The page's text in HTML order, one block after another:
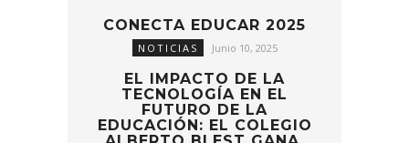
CONECTA EDUCAR 2025
NOTICIAS Junio 10, 2025
EL IMPACTO DE LA
TECNOLOGÍA EN EL
FUTURO DE LA
EDUCACIÓN: EL COLEGIO